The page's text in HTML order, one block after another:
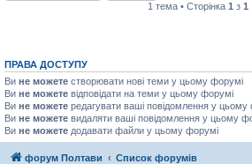
1 тема • Сторінка 1 з 1
ПРАВА ДОСТУПУ
Ви не можете створювати нові теми у цьому форумі
Ви не можете відповідати на теми у цьому форумі
Ви не можете редагувати ваші повідомлення у цьому
Ви не можете видаляти ваші повідомлення у цьому
Ви не можете додавати файли у цьому форумі
форум Полтави Список форумів